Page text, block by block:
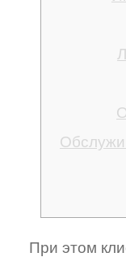
При этом